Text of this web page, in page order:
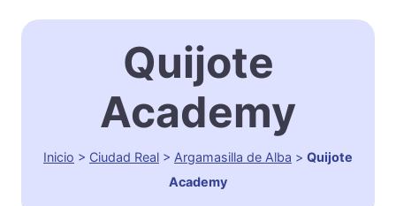
Quijote
Academy
Inicio > Ciudad Real > Argamasilla de Alba > Quijote
Academy